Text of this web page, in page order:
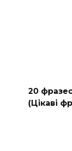
20
(Цікаві